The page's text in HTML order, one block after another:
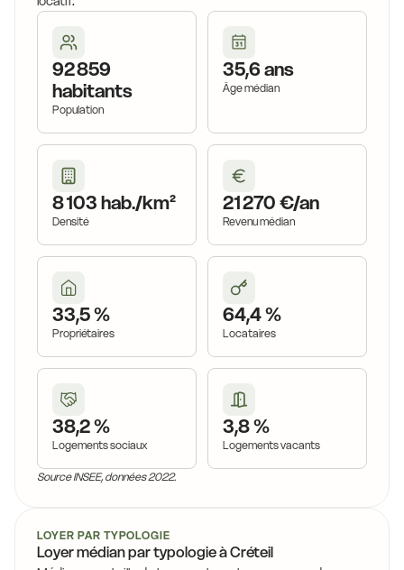
92 859
habitants
Population
35,6 ans
Âge médian
8 103 hab./km²
Densité
21 270 €/an
Revenu médian
33,5 %
Propriétaires
64,4 %
Locataires
38,2 %
Logements sociaux
3,8 %
Logements vacants
Source INSEE, données 2022.
LOYER PAR TYPOLOGIE
Loyer médian par typologie à Créteil